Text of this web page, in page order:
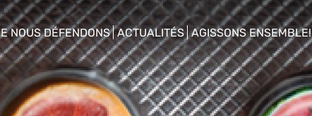
NOUS DÉFENDONS
sub menu
ACTUALITÉS
show/hide sub menu
AGISSONS ENSEMBLE!
show/hide sub menu